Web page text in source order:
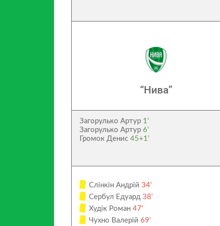
“Нива”
Загорулько Артур 1’
Загорулько Артур6’
Громок Денис45+1’
Слінкін Андрій 34’
Сербул Едуард 38’
Худік Роман 47’
Чухно Валерій 69’